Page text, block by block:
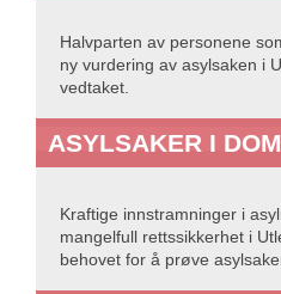
Halvparten av personene
ny vurdering av asylsaken i
vedtaket.
ASYLSAKER I
Kraftige innstramninger i
mangelfull rettssikkerhet i
behovet for å prøve